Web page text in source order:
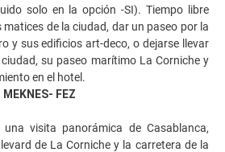
solo en la opción -SI). Tiempo libre
de la ciudad, dar un paseo por la
y sus edificios art-deco, o dejarse llevar
su paseo marítimo La Corniche y
en el hotel.
FEZ
una visita panorámica de Casablanca,
de La Corniche y la carretera de la